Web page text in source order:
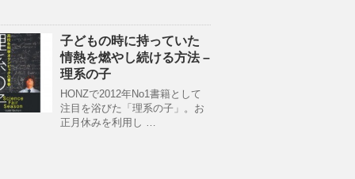
子どもの時に持っていた
情熱を燃やし続ける方法 –
理系の子
HONZで2012年No1書籍として
注目を浴びた「理系の子」。お
正月休みを利用し …